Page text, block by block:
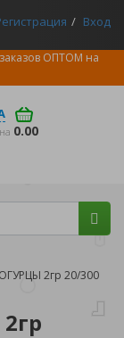
Вход
ОПТОМ на
0.00
2гр 20/300